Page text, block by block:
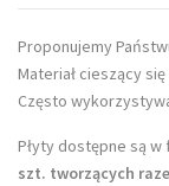
Proponujemy
Materiał cieszący
Często
Płyty dostępne są w
szt. tworzących